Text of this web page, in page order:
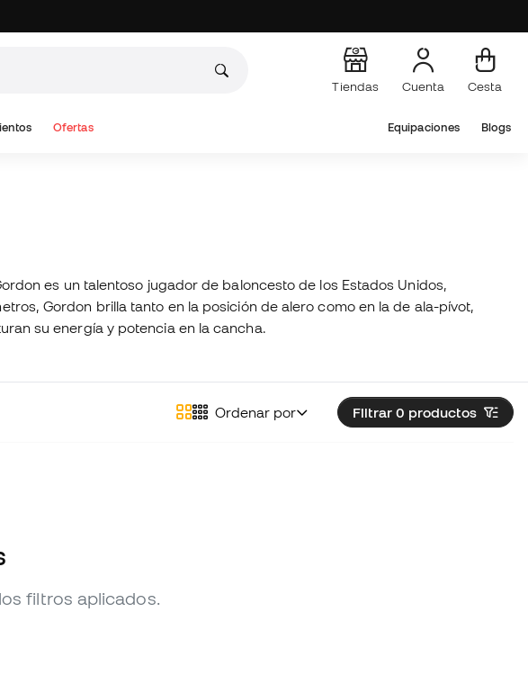
Tiendas Cuenta Cesta
Ofertas Equipaciones Blogs
es un talentoso jugador de baloncesto de los Estados Unidos,
Gordon brilla tanto en la posición de alero como en la de ala-pívot,
su energía y potencia en la cancha.
Filtrar 0 productos
Ordenar por
filtros aplicados.